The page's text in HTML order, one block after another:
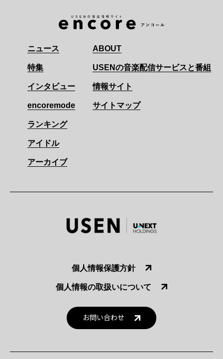
ニュース
特集
インタビュー
encoremode
ランキング
アイドル
アーカイブ
ABOUT
USENの音楽配信サービスと番組
情報サイト
サイトマップ
個人情報保護方針
個人情報の取扱いについて
お問い合わせ